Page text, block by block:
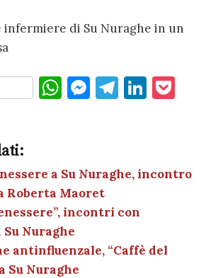
infermiere di Su Nuraghe in un
W
A
p
p
M
g
er
T
a
Li
dI et
a Su Nuraghe, incontro
Roberta Maoret
incontri con
Nuraghe
antinfluenzale, “Caffè del
Su Nuraghe